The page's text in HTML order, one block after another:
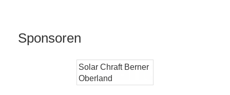
Sponsoren
Solar Chraft Berner
Oberland